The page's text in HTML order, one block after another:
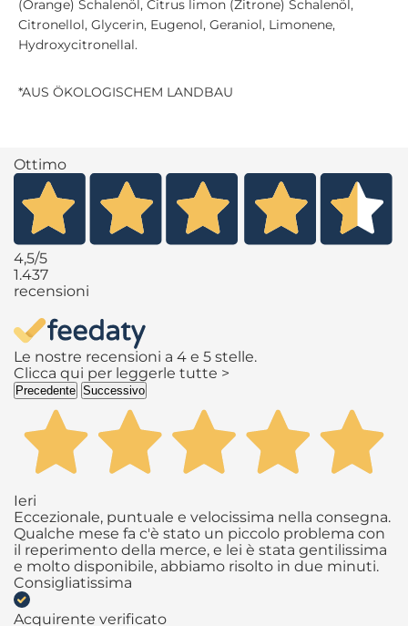
(Orange) Schalenöl, Citrus limon (Zitrone) Schalenöl,
Citronellol, Glycerin, Eugenol, Geraniol, Limonene,
Hydroxycitronellal.
*AUS ÖKOLOGISCHEM LANDBAU
Ottimo
4,5/5
1.437
recensioni
Le nostre recensioni a 4 e 5 stelle.
Clicca qui per leggerle tutte >
Precedente Successivo
Ieri
Eccezionale, puntuale e velocissima nella consegna.
Qualche mese fa c'è stato un piccolo problema con
il reperimento della merce, e lei è stata gentilissima
e molto disponibile, abbiamo risolto in due minuti.
Consigliatissima
Acquirente verificato